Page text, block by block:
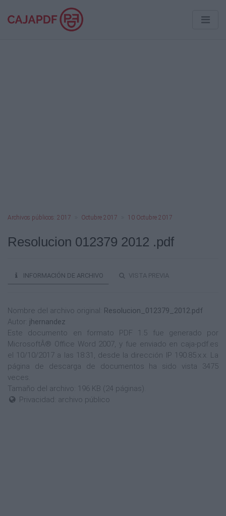
Archivos públicos: 2017 Octubre 2017 10 Octubre 2017
Resolucion 012379 2012 .pdf
INFORMACIÓN DE ARCHIVO VISTA PREVIA
Nombre del archivo original: Resolucion_012379_2012.pdf
Autor: jhernandez
Este documento en formato PDF 1.5 fue generado por
MicrosoftÂ® Office Word 2007, y fue enviado en caja-pdf.es
el 10/10/2017 a las 18:31, desde la dirección IP 190.85.x.x. La
página de descarga de documentos ha sido vista 3475
veces.
Tamaño del archivo: 196 KB (24 páginas).
Privacidad: archivo público